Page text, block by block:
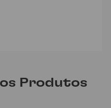
Produtos